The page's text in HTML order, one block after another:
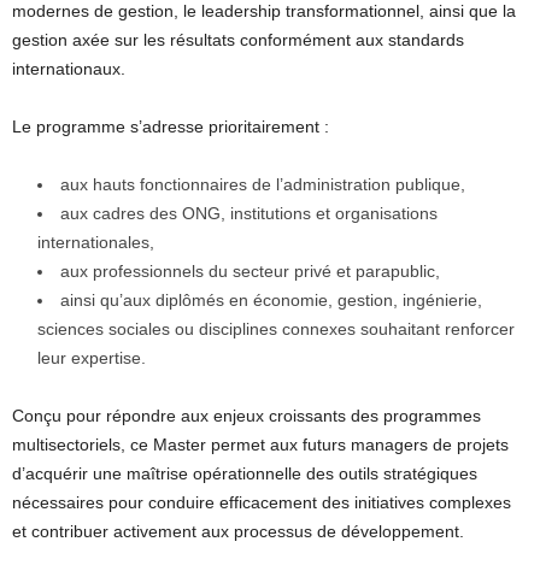
modernes de gestion, le leadership transformationnel, ainsi que la
gestion axée sur les résultats conformément aux standards
internationaux.
Le programme s’adresse prioritairement :
aux hauts fonctionnaires de l’administration publique,
aux cadres des ONG, institutions et organisations
internationales,
aux professionnels du secteur privé et parapublic,
ainsi qu’aux diplômés en économie, gestion, ingénierie,
sciences sociales ou disciplines connexes souhaitant renforcer
leur expertise.
Conçu pour répondre aux enjeux croissants des programmes
multisectoriels, ce Master permet aux futurs managers de projets
d’acquérir une maîtrise opérationnelle des outils stratégiques
nécessaires pour conduire efficacement des initiatives complexes
et contribuer activement aux processus de développement.